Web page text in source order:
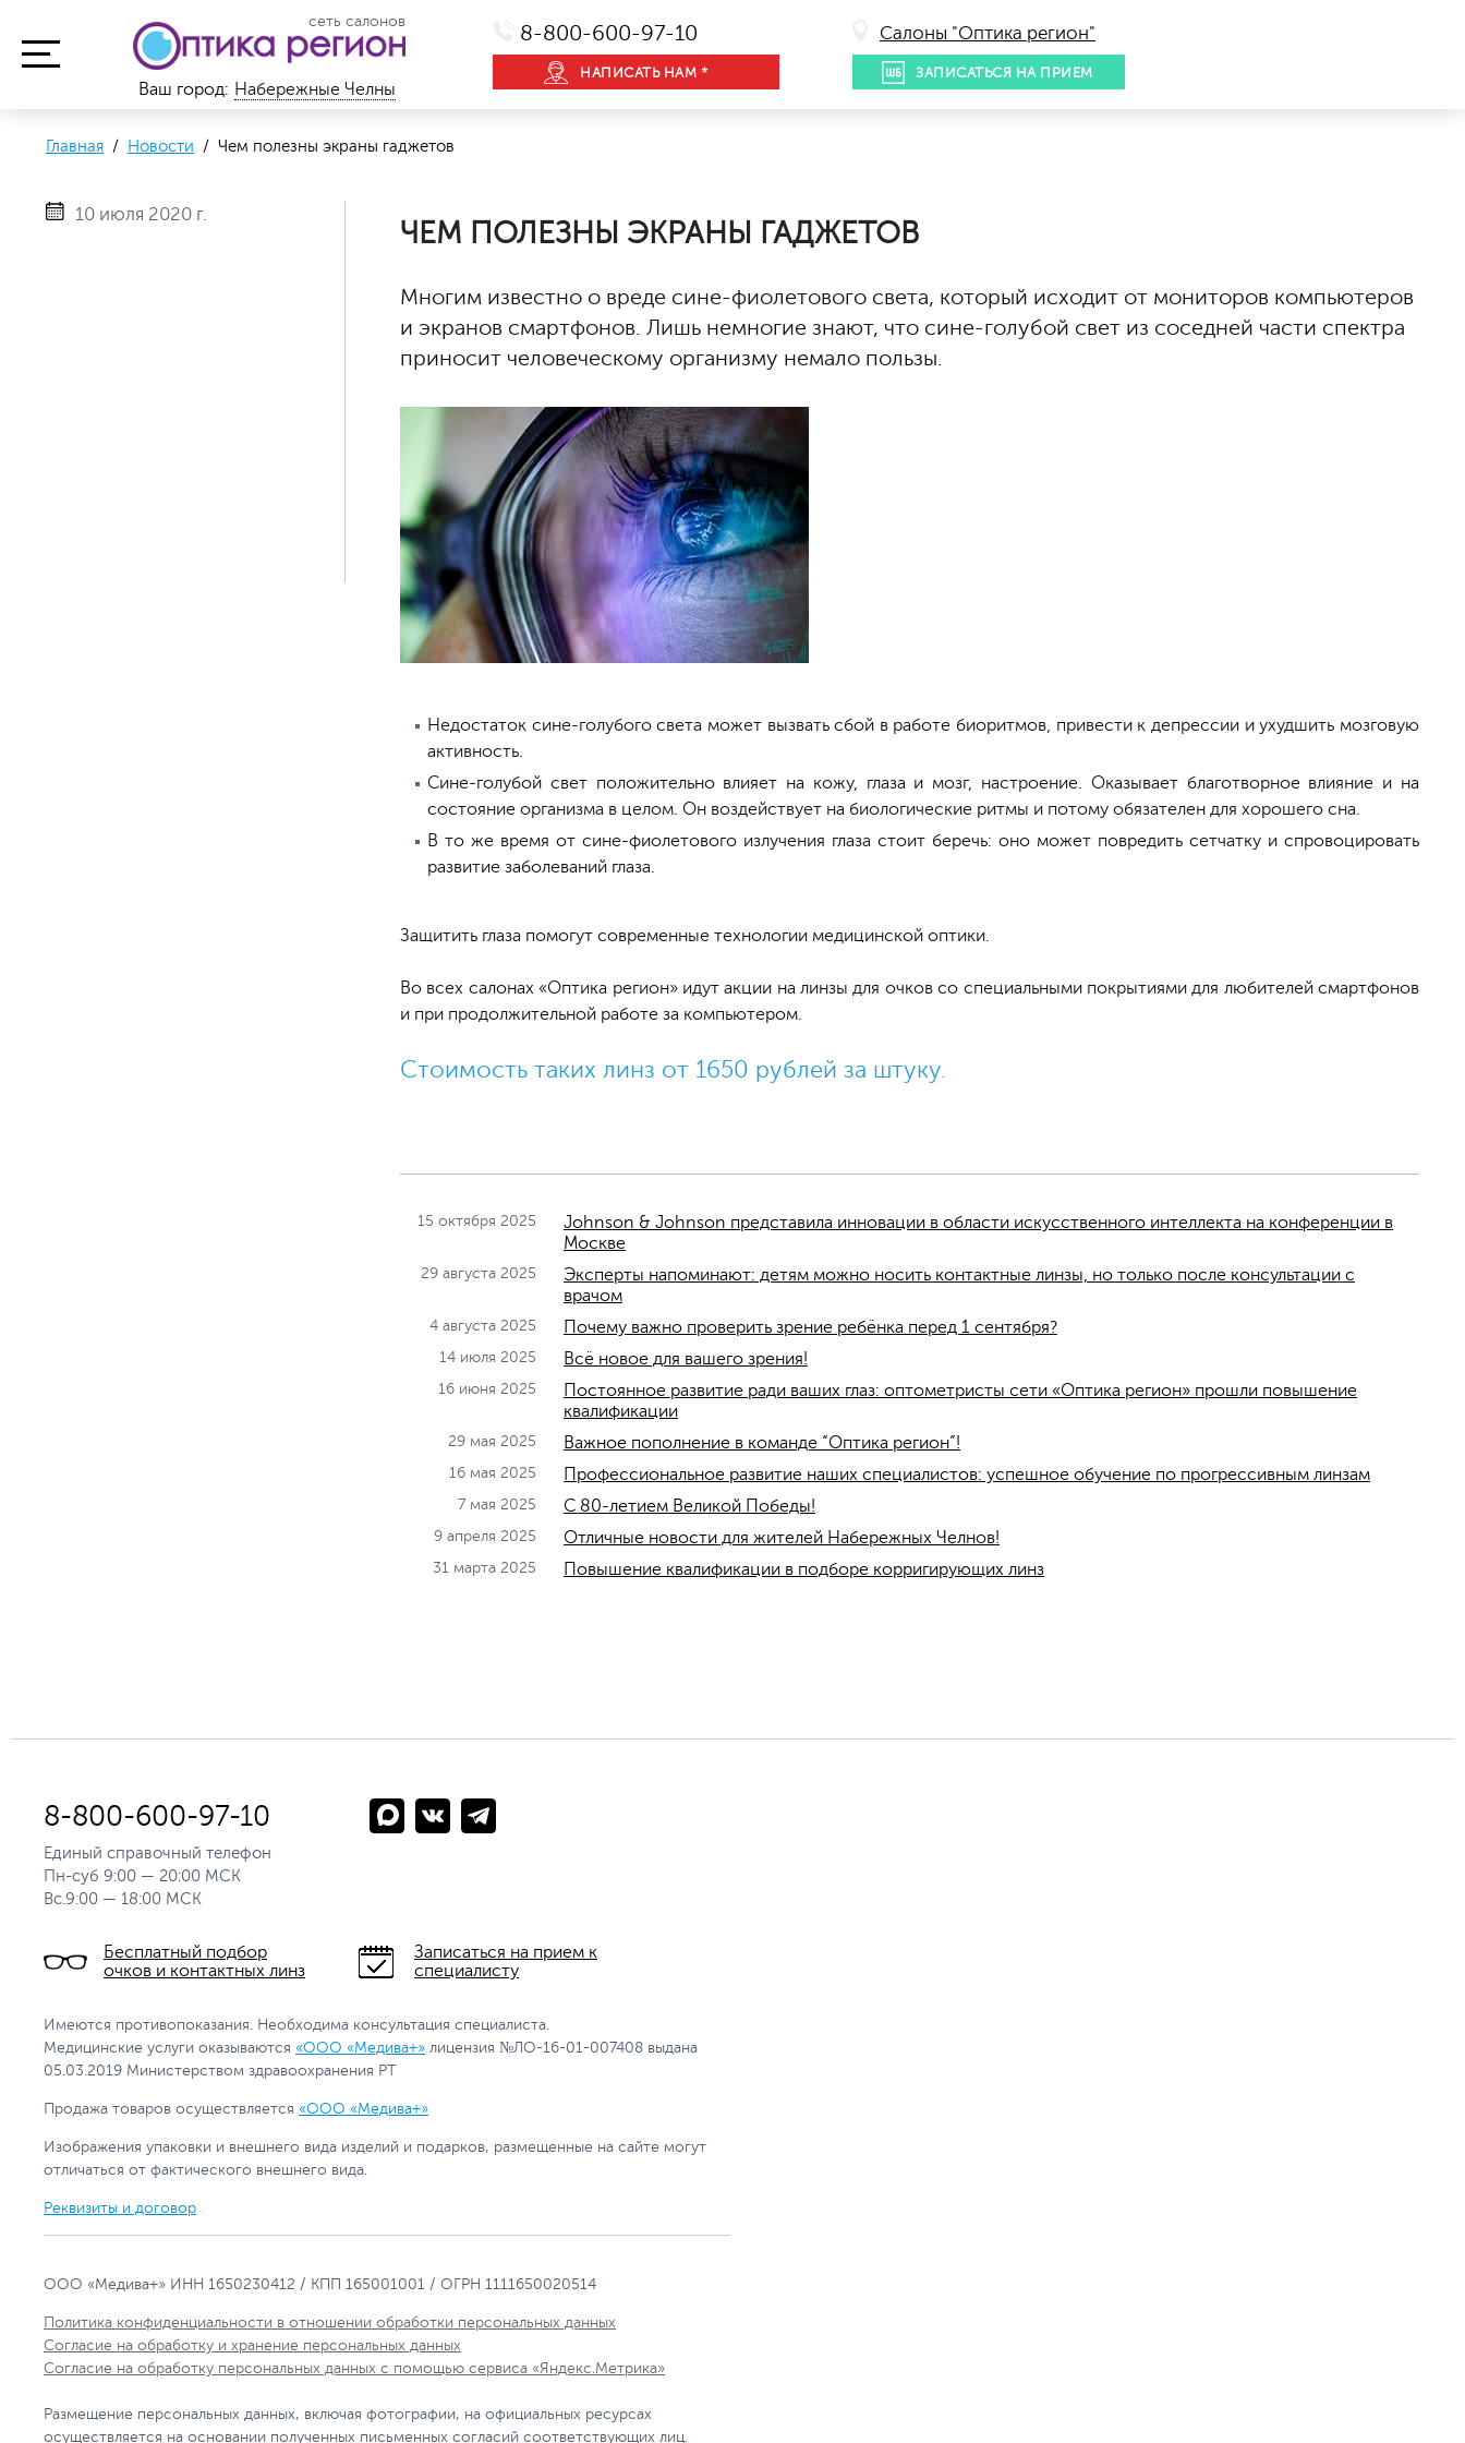
сеть салонов 8-800-600-97-10
НАПИСАТЬ НАМ *
Салоны "Оптика регион"
ЗАПИСАТЬСЯ НА ПРИЕМ
Ваш город: Набережные Челны
Главная / Новости / Чем полезны экраны гаджетов
10 июля 2020 г.
ЧЕМ ПОЛЕЗНЫ ЭКРАНЫ ГАДЖЕТОВ
Многим известно о вреде сине-фиолетового света, который исходит от мониторов компьютеров
и экранов смартфонов. Лишь немногие знают, что сине-голубой свет из соседней части спектра
приносит человеческому организму немало пользы.
Недостаток сине-голубого света может вызвать сбой в работе биоритмов, привести к депрессии и ухудшить мозговую
активность.
Сине-голубой свет положительно влияет на кожу, глаза и мозг, настроение. Оказывает благотворное влияние и на
состояние организма в целом. Он воздействует на биологические ритмы и потому обязателен для хорошего сна.
В то же время от сине-фиолетового излучения глаза стоит беречь: оно может повредить сетчатку и спровоцировать
развитие заболеваний глаза.
Защитить глаза помогут современные технологии медицинской оптики.
Во всех салонах «Оптика регион» идут акции на линзы для очков со специальными покрытиями для любителей смартфонов
и при продолжительной работе за компьютером.
Стоимость таких линз от 1650 рублей за штуку.
15 октября 2025
Johnson & Johnson представила инновации в области искусственного интеллекта на конференции в
Москве
29 августа 2025
Эксперты напоминают: детям можно носить контактные линзы, но только после консультации с
врачом
4 августа 2025 Почему важно проверить зрение ребёнка перед 1 сентября?
14 июля 2025 Всё новое для вашего зрения!
16 июня 2025
Постоянное развитие ради ваших глаз: оптометристы сети «Оптика регион» прошли повышение
квалификации
29 мая 2025 Важное пополнение в команде “Оптика регион”!
16 мая 2025 Профессиональное развитие наших специалистов: успешное обучение по прогрессивным линзам
7 мая 2025 C 80-летием Великой Победы!
9 апреля 2025 Отличные новости для жителей Набережных Челнов!
31 марта 2025 Повышение квалификации в подборе корригирующих линз
8-800-600-97-10
Единый справочный телефон
Пн-суб 9:00 — 20:00 МСК
Вс.9:00 — 18:00 МСК
Бесплатный подбор
очков и контактных линз
Записаться на прием к
специалисту
Имеются противопоказания. Необходима консультация специалиста.
Медицинские услуги оказываются «ООО «Медива+» лицензия №ЛО-16-01-007408 выдана
05.03.2019 Министерством здравоохранения РТ
Продажа товаров осуществляется «ООО «Медива+»
Изображения упаковки и внешнего вида изделий и подарков, размещенные на сайте могут
отличаться от фактического внешнего вида.
Реквизиты и договор
ООО «Медива+» ИНН 1650230412 / КПП 165001001 / ОГРН 1111650020514
Политика конфиденциальности в отношении обработки персональных данных
Согласие на обработку и хранение персональных данных
Согласие на обработку персональных данных с помощью сервиса «Яндекс.Метрика»
Размещение персональных данных, включая фотографии, на официальных ресурсах
осуществляется на основании полученных письменных согласий соответствующих лиц.